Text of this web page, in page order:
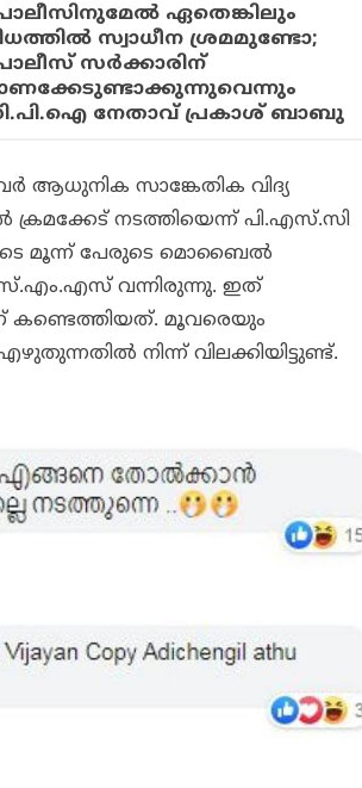
ഏതെങ്കിലും
സ്വാധീന ശ്രമമുണ്ടോ;
സര്‍ക്കാരിന്
നേതാവ് പ്രകാശ് ബാബു
ആധുനിക സാങ്കേതിക വിദ്യ
ക്രമക്കേട് നടത്തിയെന്ന് പി.എസ്.സി
മൂന്ന് പേരുടെ മൊബൈല്‍
വന്നിരുന്നു. ഇത്
കണ്ടെത്തിയത്. മൂവരെയും
നിന്ന് വിലക്കിയിട്ടുണ്ട്.